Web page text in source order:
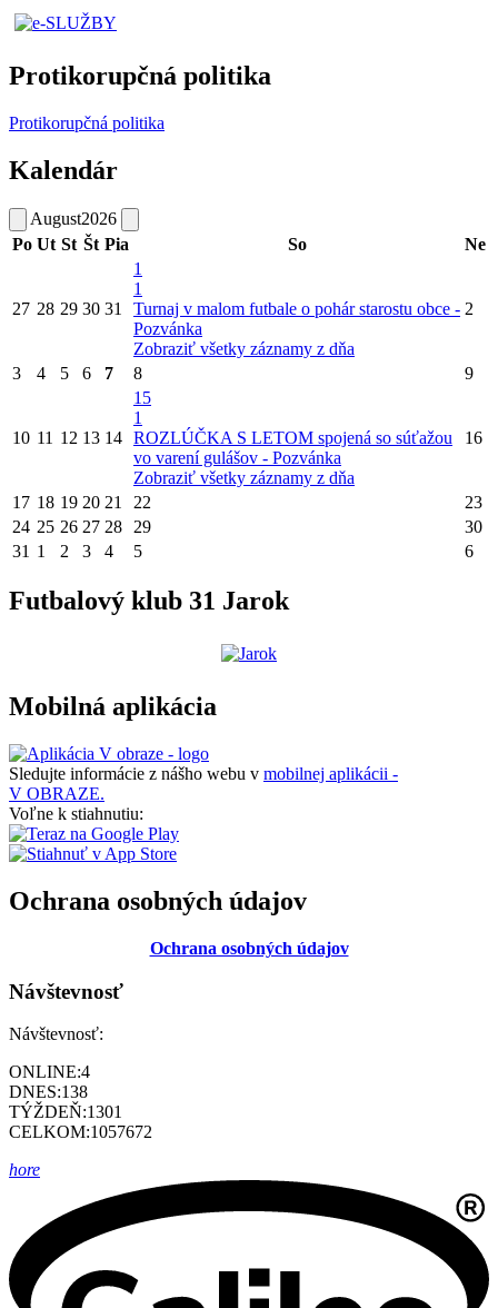
Protikorupčná politika
Protikorupčná politika
Kalendár
August2026
Po Ut St Št Pia So Ne
27 28 29 30 31
1
1
Turnaj v malom futbale o pohár starostu obce -
Pozvánka
Zobraziť všetky záznamy z dňa
2
3 4 5 6 7 8 9
10 11 12 13 14
15
1
ROZLÚČKA S LETOM spojená so súťažou
vo varení gulášov - Pozvánka
Zobraziť všetky záznamy z dňa
16
17 18 19 20 21 22
23
24 25 26 27 28 29
30
31 1 2 3 4 5 6
Futbalový klub 31 Jarok
Mobilná aplikácia
Sledujte informácie z nášho webu v mobilnej aplikácii -
V OBRAZE.
Voľne k stiahnutiu:
Ochrana osobných údajov
Ochrana osobných údajov
Návštevnosť
Návštevnosť:
ONLINE:4
DNES:138
TÝŽDEŇ:1301
CELKOM:1057672
hore